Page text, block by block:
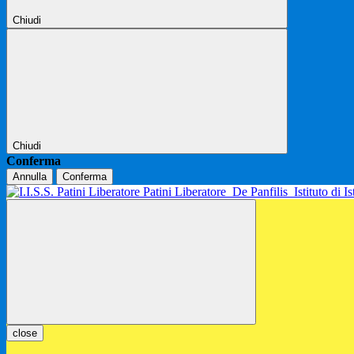
Chiudi
Chiudi
Conferma
Annulla Conferma
Patini Liberatore De Panfilis Istituto di
close